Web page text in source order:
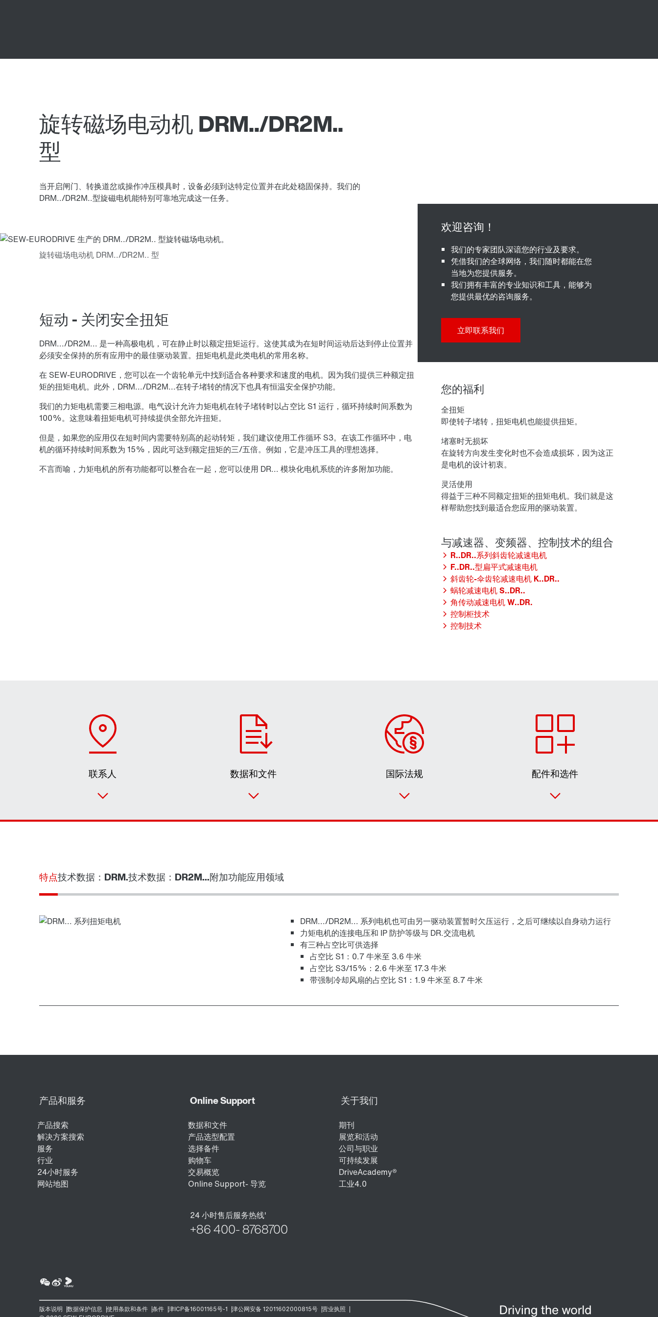
旋转磁场电动机 DRM../DR2M..
型
当开启闸门、转换道岔或操作冲压模具时，设备必须到达特定位置并在此处稳固保持。我们的
DRM../DR2M..型旋磁电机能特别可靠地完成这一任务。
短动 - 关闭安全扭矩
DRM.../DR2M... 是一种高极电机，可在静止时以额定扭矩运行。这使其成为在短时间运动后达到停止位置并
必须安全保持的所有应用中的最佳驱动装置。扭矩电机是此类电机的常用名称。
在 SEW-EURODRIVE，您可以在一个齿轮单元中找到适合各种要求和速度的电机。因为我们提供三种额定扭
矩的扭矩电机。此外，DRM.../DR2M...在转子堵转的情况下也具有恒温安全保护功能。
我们的力矩电机需要三相电源。电气设计允许力矩电机在转子堵转时以占空比 S1 运行，循环持续时间系数为
100%。这意味着扭矩电机可持续提供全部允许扭矩。
但是，如果您的应用仅在短时间内需要特别高的起动转矩，我们建议使用工作循环 S3。在该工作循环中，电
机的循环持续时间系数为 15%，因此可达到额定扭矩的三/五倍。例如，它是冲压工具的理想选择。
不言而喻，力矩电机的所有功能都可以整合在一起，您可以使用 DR... 模块化电机系统的许多附加功能。
我们的专家团队深谙您的行业及要求。
凭借我们的全球网络，我们随时都能在您
当地为您提供服务。
我们拥有丰富的专业知识和工具，能够为
您提供最优的咨询服务。
立即联系我们
您的福利
全扭矩
即使转子堵转，扭矩电机也能提供扭矩。
堵塞时无损坏
在旋转方向发生变化时也不会造成损坏，因为这正
是电机的设计初衷。
灵活使用
得益于三种不同额定扭矩的扭矩电机。我们就是这
样帮助您找到最适合您应用的驱动装置。
R..DR..系列斜齿轮减速电机
F..DR..型扁平式减速电机
斜齿轮-伞齿轮减速电机 K..DR..
蜗轮减速电机 S..DR..
角传动减速电机 W..DR.
控制柜技术
控制技术
联系人 数据和文件 国际法规 配件和选件
特点技术数据：DRM.技术数据：DR2M...附加功能应用领域
DRM.../DR2M... 系列电机也可由另一驱动装置暂时欠压运行，之后可继续以自身动力运行
力矩电机的连接电压和 IP 防护等级与 DR.交流电机
有三种占空比可供选择
占空比 S1：0.7 牛米至 3.6 牛米
占空比 S3/15%：2.6 牛米至 17.3 牛米
带强制冷却风扇的占空比 S1：1.9 牛米至 8.7 牛米